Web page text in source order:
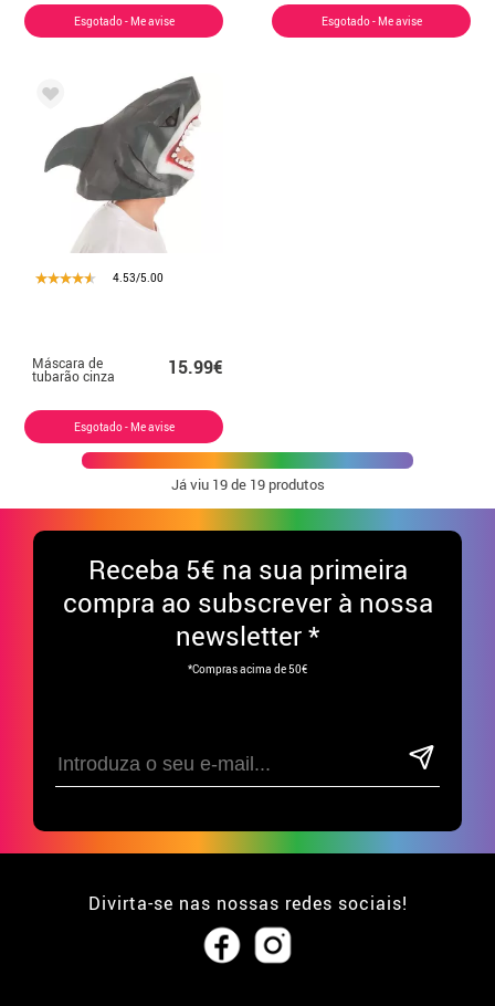
Esgotado - Me avise Esgotado - Me avise
4.53/5.00
Máscara de
tubarão cinza 15.99€
Esgotado - Me avise
Já viu 19de 19 produtos
Receba 5€ na sua primeira
compra ao subscrever à nossa
newsletter *
*Compras acima de 50€
Divirta-se nas nossas redes sociais!